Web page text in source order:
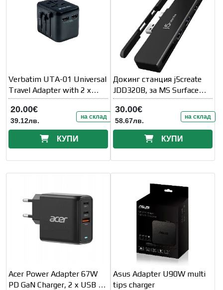
Verbatim UTA-01 Universal
Travel Adapter with 2 x
USB-A ports
20.00€
39.12лв. на склад
КУПИ
Докинг станция j5create
JDD320B, за MS Surface
Pro 4/5/6, USB-A
30.00€
58.67лв. на склад
КУПИ
Acer Power Adapter 67W
PD GaN Charger, 2 x USB C
Asus Adapter U90W multi
tips charger